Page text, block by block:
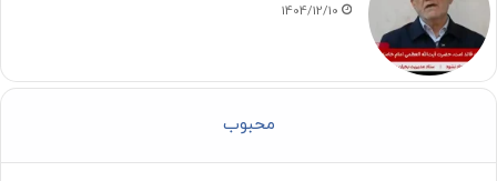
1404/12/10
محبوب